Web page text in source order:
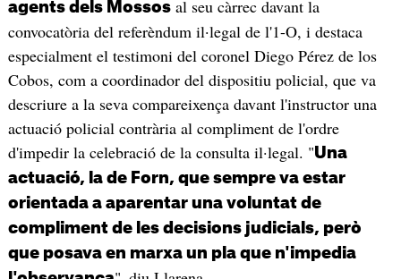
agents dels Mossosal seu càrrec davant la
convocatòria del referèndum il·legal de l'1-O, i destaca
especialment el testimoni del coronel Diego Pérez de los
Cobos, com a coordinador del dispositiu policial, que va
descriure a la seva compareixença davant l'instructor una
actuació policial contrària al compliment de l'ordre
d'impedir la celebració de la consulta il·legal. "Una
actuació, la de Forn, que sempre va estar
orientada a aparentar una voluntat de
compliment de les decisions judicials, però
que posava en marxa un pla que n'impedia